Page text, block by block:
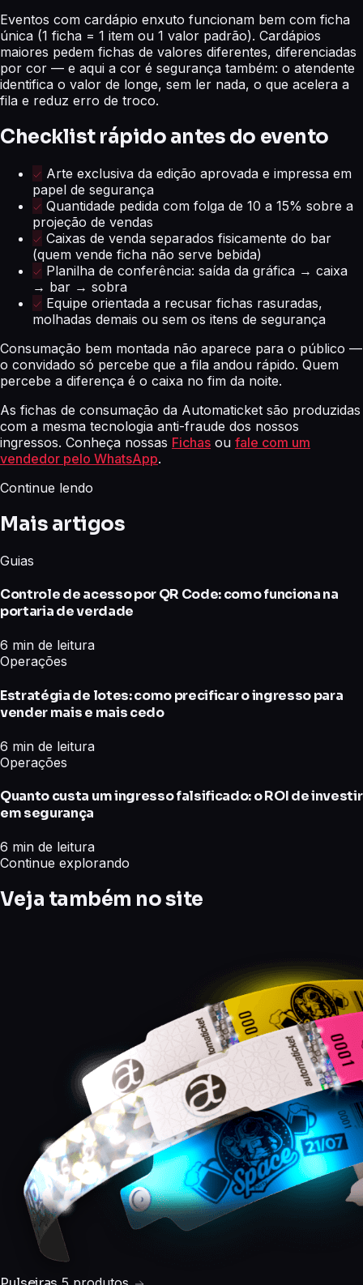
Eventos com cardápio enxuto funcionam bem com ficha
única (1 ficha = 1 item ou 1 valor padrão). Cardápios
maiores pedem fichas de valores diferentes, diferenciadas
por cor — e aqui a cor é segurança também: o atendente
identifica o valor de longe, sem ler nada, o que acelera a
fila e reduz erro de troco.
Checklist rápido antes do evento
Arte exclusiva da edição aprovada e impressa em
papel de segurança
Quantidade pedida com folga de 10 a 15% sobre a
projeção de vendas
Caixas de venda separados fisicamente do bar
(quem vende ficha não serve bebida)
Planilha de conferência: saída da gráfica → caixa
→ bar → sobra
Equipe orientada a recusar fichas rasuradas,
molhadas demais ou sem os itens de segurança
Consumação bem montada não aparece para o público —
o convidado só percebe que a fila andou rápido. Quem
percebe a diferença é o caixa no fim da noite.
As fichas de consumação da Automaticket são produzidas
com a mesma tecnologia anti-fraude dos nossos
ingressos. Conheça nossas Fichas ou fale com um
vendedor pelo WhatsApp.
Continue lendo
Mais artigos
Guias
Controle de acesso por QR Code: como funciona na
portaria de verdade
6 min de leitura
Operações
Estratégia de lotes: como precificar o ingresso para
vender mais e mais cedo
6 min de leitura
Operações
Quanto custa um ingresso falsificado: o ROI de investir
em segurança
6 min de leitura
Continue explorando
Veja também no site